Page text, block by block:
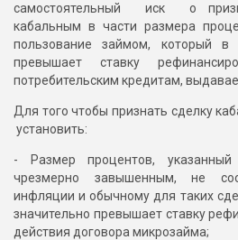
самостоятельный иск о
кабальным в части размера
пользование займом, который
превышает ставку
потребительским кредитам,
Для того чтобы признать сделку
установить:
- Размер процентов,
чрезмерно завышенным, не
инфляции и обычному для таких
значительно превышает ставку
действия договора микрозайма;